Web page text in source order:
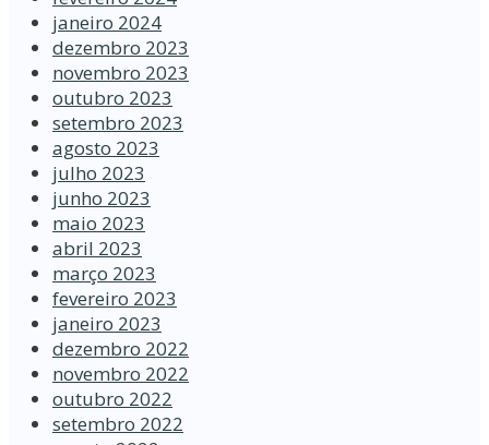
janeiro 2024
dezembro 2023
novembro 2023
outubro 2023
setembro 2023
agosto 2023
julho 2023
junho 2023
maio 2023
abril 2023
março 2023
fevereiro 2023
janeiro 2023
dezembro 2022
novembro 2022
outubro 2022
setembro 2022